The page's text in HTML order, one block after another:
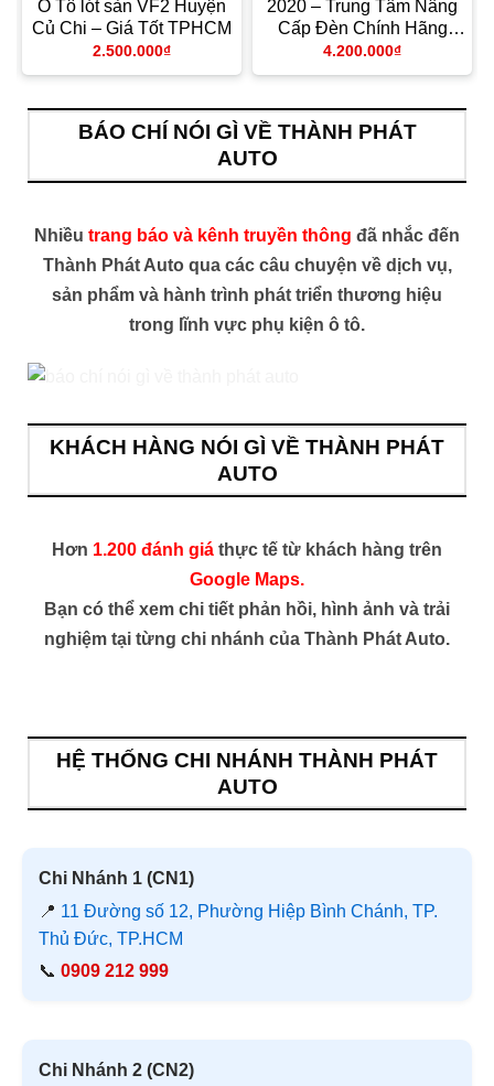
Ô Tô lót sàn VF2 Huyện
Củ Chi – Giá Tốt TPHCM
2.500.000₫
2020 – Trung Tâm Nâng
Cấp Đèn Chính Hãng
TPHCM
4.200.000₫
BÁO CHÍ NÓI GÌ VỀ THÀNH PHÁT
AUTO
Nhiều trang báo và kênh truyền thông đã nhắc đến
Thành Phát Auto qua các câu chuyện về dịch vụ,
sản phẩm và hành trình phát triển thương hiệu
trong lĩnh vực phụ kiện ô tô.
KHÁCH HÀNG NÓI GÌ VỀ THÀNH PHÁT
AUTO
Hơn 1.200 đánh giá thực tế từ khách hàng trên
Google Maps.
Bạn có thể xem chi tiết phản hồi, hình ảnh và trải
nghiệm tại từng chi nhánh của Thành Phát Auto.
HỆ THỐNG CHI NHÁNH THÀNH PHÁT
AUTO
Chi Nhánh 1 (CN1)
📍 11 Đường số 12, Phường Hiệp Bình Chánh, TP.
Thủ Đức, TP.HCM
📞 0909 212 999
Chi Nhánh 2 (CN2)